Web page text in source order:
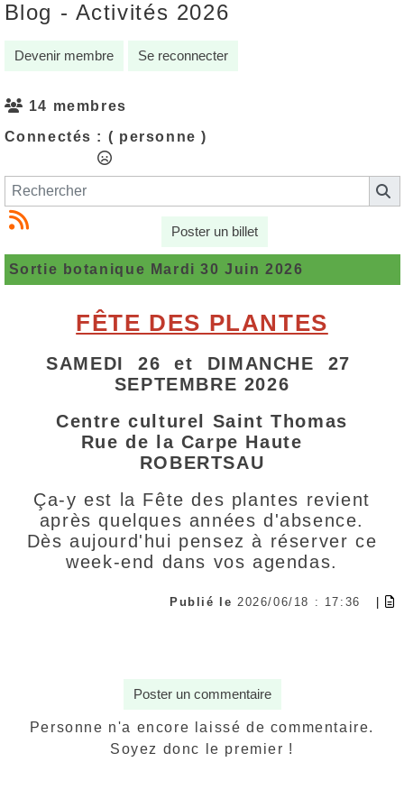
Blog - Activités 2026
Devenir membre Se reconnecter
14 membres
Connectés : ( personne )
Poster un billet
Sortie botanique Mardi 30 Juin 2026
FÊTE DES PLANTES
SAMEDI 26 et DIMANCHE 27
SEPTEMBRE 2026
Centre culturel Saint Thomas
Rue de la Carpe Haute
ROBERTSAU
Ça-y est la Fête des plantes revient
après quelques années d'absence.
Dès aujourd'hui pensez à réserver ce
week-end dans vos agendas.
Publié le 2026/06/18 : 17:36 |
Poster un commentaire
Personne n'a encore laissé de commentaire.
Soyez donc le premier !